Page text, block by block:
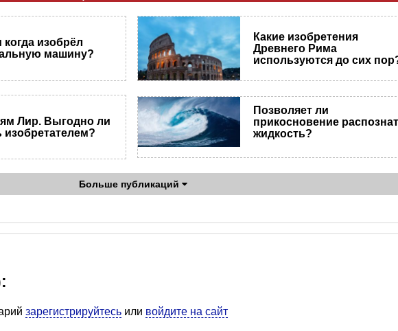
когда изобрёл
машину?
Какие изобретения
Древнего Рима
используются до сих
Лир. Выгодно ли
изобретателем?
Позволяет ли
прикосновение
жидкость?
Больше публикаций
зарегистрируйтесь или войдите на сайт